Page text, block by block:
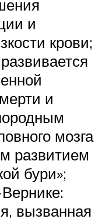
и
крови;
и
мозга
развитием
бури»;
вызванная